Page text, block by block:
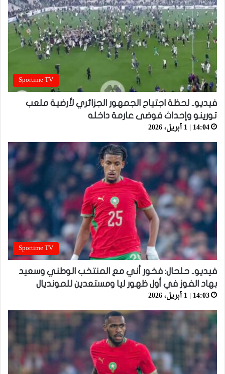
Sportime TV
فيديو.. لحظة اجتياح الجمهور الجزائري لأرضية ملعب
تورينو وإحداث فوضى عارمة داخله
14:04 | 1 أبريل، 2026
Sportime TV
فيديو.. حلحال: فخور أني مع المنتخب الوطني وسعيد
بهاد الفوز في أول ظهور ليا ومستعدين للمونديال
14:03 | 1 أبريل، 2026